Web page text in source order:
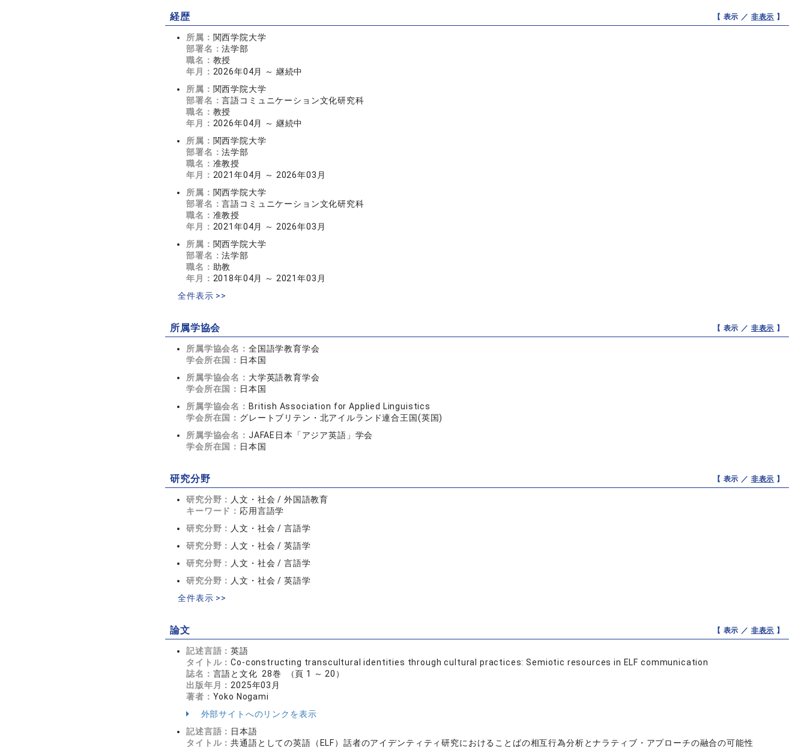
経歴 【 表示 ／ 非表示 】
所属： 関西学院大学
部署名：法学部
職名： 教授
年月： 2026年04月 ～ 継続中
所属： 関西学院大学
部署名：言語コミュニケーション文化研究科
職名： 教授
年月： 2026年04月 ～ 継続中
所属： 関西学院大学
部署名：法学部
職名： 准教授
年月： 2021年04月 ～ 2026年03月
所属： 関西学院大学
部署名：言語コミュニケーション文化研究科
職名： 准教授
年月： 2021年04月 ～ 2026年03月
所属： 関西学院大学
部署名：法学部
職名： 助教
年月： 2018年04月 ～ 2021年03月
全件表示 >>
所属学協会 【 表示 ／ 非表示 】
所属学協会名： 全国語学教育学会
学会所在国： 日本国
所属学協会名： 大学英語教育学会
学会所在国： 日本国
所属学協会名： British Association for Applied Linguistics
学会所在国： グレートブリテン・北アイルランド連合王国(英国)
所属学協会名： JAFAE日本「アジア英語」学会
学会所在国： 日本国
研究分野 【 表示 ／ 非表示 】
研究分野： 人文・社会 / 外国語教育
キーワード： 応用言語学
研究分野： 人文・社会 / 言語学
研究分野： 人文・社会 / 英語学
研究分野： 人文・社会 / 言語学
研究分野： 人文・社会 / 英語学
全件表示 >>
論文 【 表示 ／ 非表示 】
記述言語：英語
タイトル：Co-constructing transcultural identities through cultural practices: Semiotic resources in ELF communication
誌名： 言語と文化 28巻 （頁 1 ～ 20）
出版年月： 2025年03月
著者： Yoko Nogami
外部サイトへのリンクを表示
記述言語： 日本語
タイトル：共通語としての英語（ELF）話者のアイデンティティ研究におけることばの相互行為分析とナラティブ・アプローチの融合の可能性